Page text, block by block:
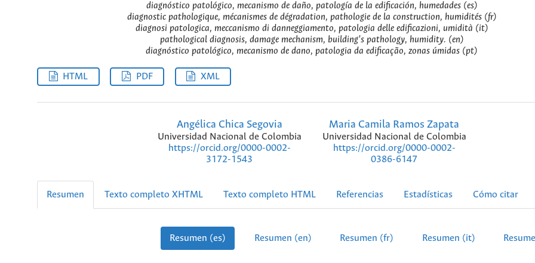
diagnóstico patológico, mecanismo de daño, patología de la edificación, humedades (es)
diagnostic pathologique, mécanismes de dégradation, pathologie de la construction, humidités (fr)
diagnosi patologica, meccanismo di danneggiamento, patologia delle edificazioni, umidità (it)
pathological diagnosis, damage mechanism, building’s pathology, humidity. (en)
diagnóstico patológico, mecanismo de dano, patologia da edificação, zonas úmidas (pt)
HTML PDF XML
Angélica Chica Segovia
Universidad Nacional de Colombia
https://orcid.org/0000-0002-
3172-1543
Maria Camila Ramos Zapata
Universidad Nacional de Colombia
https://orcid.org/0000-0002-
0386-6147
Resumen Texto completo XHTML Texto completo HTML Referencias Estadísticas Cómo citar
Resumen (es) Resumen (en) Resumen (fr) Resumen (it)